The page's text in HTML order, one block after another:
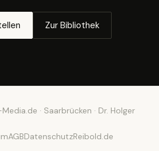
Zur Bibliothek
· Saarbrücken · Dr. Holger
AGBDatenschutzReibold.de